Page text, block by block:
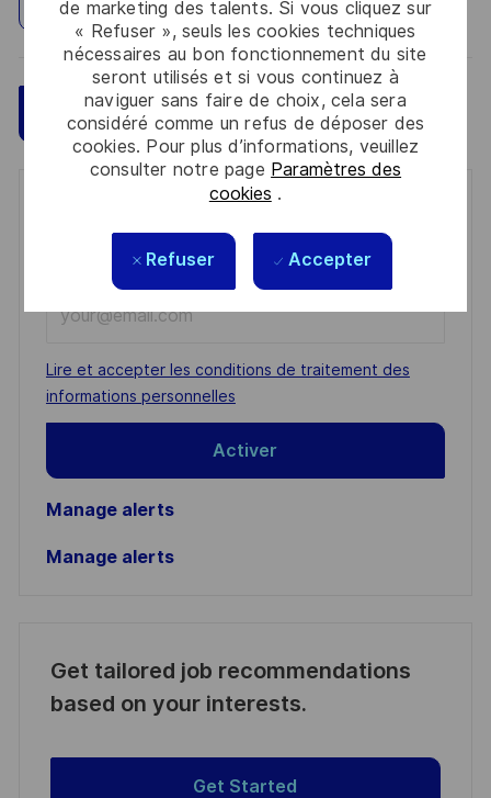
de marketing des talents. Si vous cliquez sur
« Refuser », seuls les cookies techniques
nécessaires au bon fonctionnement du site
seront utilisés et si vous continuez à
naviguer sans faire de choix, cela sera
considéré comme un refus de déposer des
cookies. Pour plus d’informations, veuillez
consulter notre page Paramètres des
cookies .
Refuser Accepter
Postulez maintenant Sauvegarder
Get notified for similar jobs
You'll receive updates once a week
Email
address
(Required)
Required
Lire et accepter les conditions de traitement des
informations personnelles
Activer
Manage alerts
Manage alerts
Get tailored job recommendations
based on your interests.
Get Started